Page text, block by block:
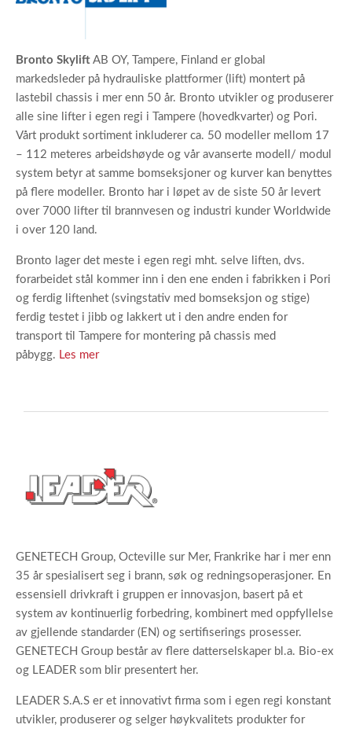
Bronto Skylift AB OY, Tampere, Finland er global
markedsleder på hydrauliske plattformer (lift) montert på
lastebil chassis i mer enn 50 år. Bronto utvikler og produserer
alle sine lifter i egen regi i Tampere (hovedkvarter) og Pori.
Vårt produkt sortiment inkluderer ca. 50 modeller mellom 17
– 112 meteres arbeidshøyde og vår avanserte modell/ modul
system betyr at samme bomseksjoner og kurver kan benyttes
på flere modeller. Bronto har i løpet av de siste 50 år levert
over 7000 lifter til brannvesen og industri kunder Worldwide
i over 120 land.
Bronto lager det meste i egen regi mht. selve liften, dvs.
forarbeidet stål kommer inn i den ene enden i fabrikken i Pori
og ferdig liftenhet (svingstativ med bomseksjon og stige)
ferdig testet i jibb og lakkert ut i den andre enden for
transport til Tampere for montering på chassis med
påbygg. Les mer
GENETECH Group, Octeville sur Mer, Frankrike har i mer enn
35 år spesialisert seg i brann, søk og redningsoperasjoner. En
essensiell drivkraft i gruppen er innovasjon, basert på et
system av kontinuerlig forbedring, kombinert med oppfyllelse
av gjellende standarder (EN) og sertifiserings prosesser.
GENETECH Group består av flere datterselskaper bl.a. Bio-ex
og LEADER som blir presentert her.
LEADER S.A.S er et innovativt firma som i egen regi konstant
utvikler, produserer og selger høykvalitets produkter for